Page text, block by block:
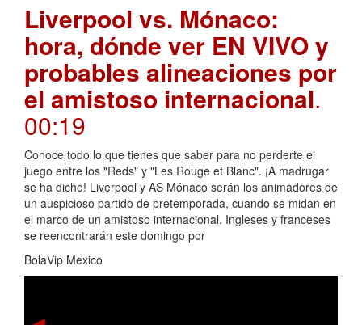
Liverpool vs. Mónaco:
hora, dónde ver EN VIVO y
probables alineaciones por
el amistoso internacional.
00:19
Conoce todo lo que tienes que saber para no perderte el
juego entre los "Reds" y "Les Rouge et Blanc". ¡A madrugar
se ha dicho! Liverpool y AS Mónaco serán los animadores de
un auspicioso partido de pretemporada, cuando se midan en
el marco de un amistoso internacional. Ingleses y franceses
se reencontrarán este domingo por
BolaVip Mexico